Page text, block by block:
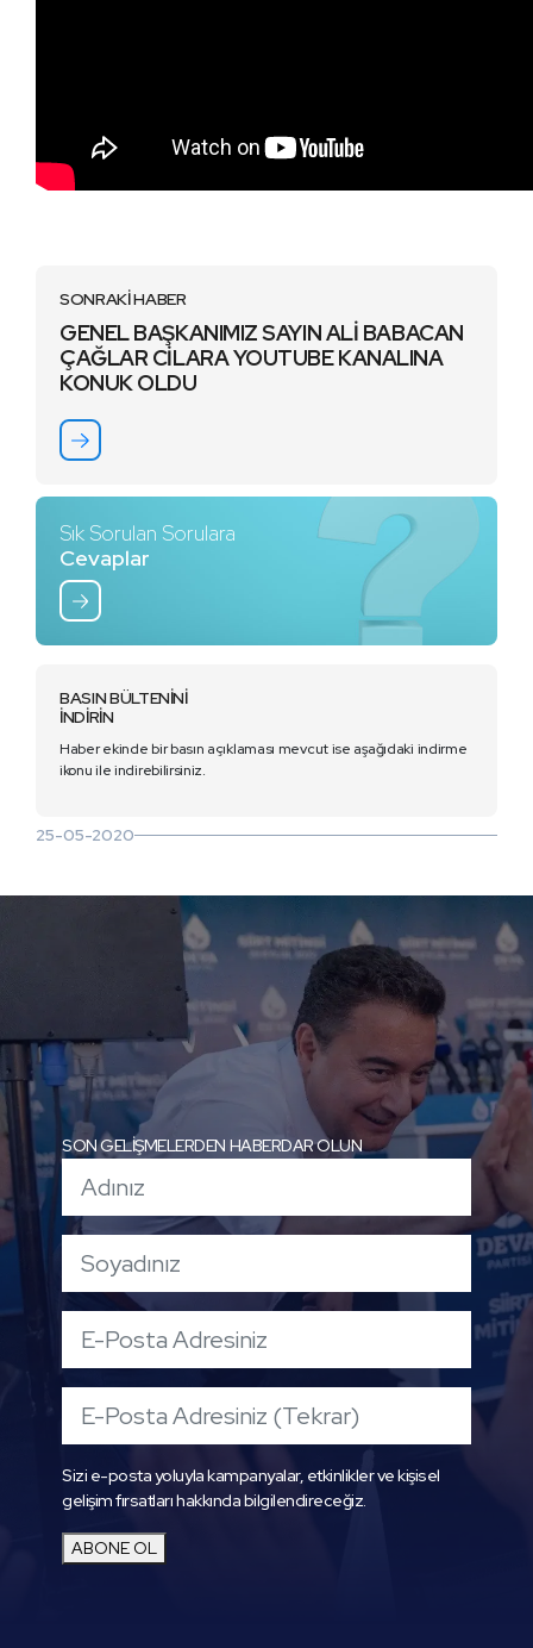
SONRAKİ HABER
GENEL BAŞKANIMIZ SAYIN ALİ BABACAN
ÇAĞLAR CİLARA YOUTUBE KANALINA
KONUK OLDU
Sık Sorulan Sorulara
Cevaplar
BASIN BÜLTENİNİ
İNDİRİN
Haber ekinde bir basın açıklaması mevcut ise aşağıdaki indirme
ikonu ile indirebilirsiniz.
25-05-2020
SON GELİŞMELERDEN HABERDAR OLUN
Sizi e-posta yoluyla kampanyalar, etkinlikler ve kişisel
gelişim fırsatları hakkında bilgilendireceğiz.
ABONE OL